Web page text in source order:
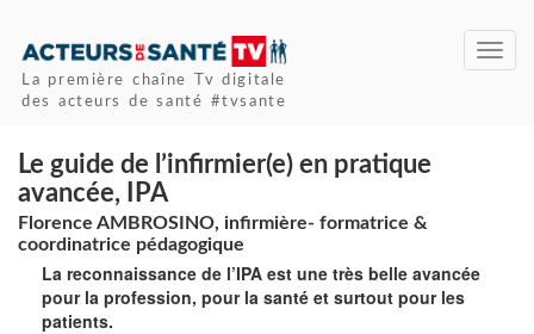
La première chaîne Tv digitale
des acteurs de santé #tvsante
Le guide de l’infirmier(e) en pratique
avancée, IPA
Florence AMBROSINO, infirmière- formatrice &
coordinatrice pédagogique
La reconnaissance de l’IPA est une très belle avancée
pour la profession, pour la santé et surtout pour les
patients.